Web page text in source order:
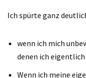
Ich spürte ganz
wenn ich mich
denen ich
Wenn ich meine